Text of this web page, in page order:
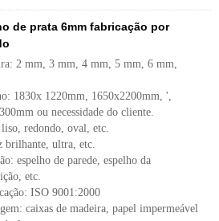
de prata 6mm fabricação por
2 mm, 3 mm, 4 mm, 5 mm, 6 mm,
1830x 1220mm, 1650x2200mm, ',
ou necessidade do cliente.
redondo, oval, etc.
brilhante, ultra, etc.
espelho de parede, espelho da
etc.
ISO 9001:2000
caixas de madeira, papel impermeável